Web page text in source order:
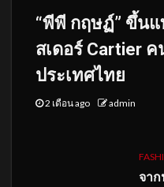
“พีพี กฤษฏ์” ขึ้น
สเดอร์ Cartier
ประเทศไทย
2 เดือน ago admin
จาก